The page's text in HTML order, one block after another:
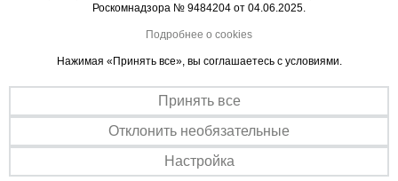
эффективная работа
Быстрая установка
Легко складывается / раскладывается и надежно фиксируется
при помощи канатов. Незаменима в экстренных ситуациях: пожар,
спасение людей и др.
Безопасная конструкция
Прочные фиксаторы и неразрываемые канаты гарантируют
безопасность при работе на высоте, а ступени из рифленого
Роскомнадзора № 9484204 от 04.06.2025.
Подробнее о cookies
Нажимая «Принять все», вы соглашаетесь с условиями.
Принять все
Отклонить необязательные
Настройка